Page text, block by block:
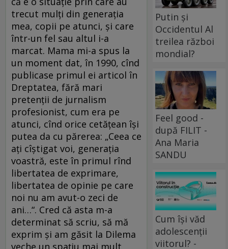
trecut mulți din generația
mea, copii pe atunci, și care
într-un fel sau altul i-a
marcat. Mama mi-a spus la
un moment dat, în 1990, cînd
publicase primul ei articol în
Dreptatea, fără mari
pretenții de jurnalism
profesionist, cum era pe
atunci, cînd orice cetățean își
putea da cu părerea: „Ceea ce
ați cîștigat voi, generația
voastră, este în primul rînd
libertatea de exprimare,
libertatea de opinie pe care
noi nu am avut-o zeci de
ani…“. Cred că asta m-a
determinat să scriu, să mă
exprim și am găsit la Dilema
Putin și
Occidentul Al
treilea război
mondial?
Feel good -
după FILIT -
Ana Maria
SANDU
Cum își văd
adolescenții
viitorul? -